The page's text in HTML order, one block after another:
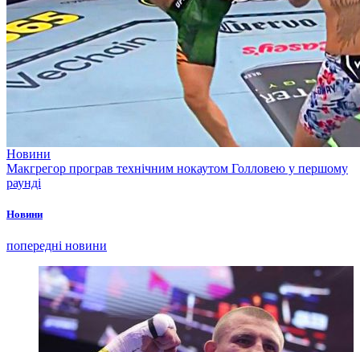
Новини
Макгрегор програв технічним нокаутом Голловею у першому
раунді
Новини
попередні новини